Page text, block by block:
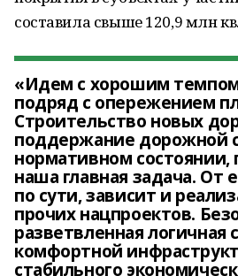
составила свыше 120,9 млн
«Идем с хорошим
подряд с опережением
Строительство новых
поддержание дорожной
нормативном
наша главная задача. От
по сути, зависит и
прочих нацпроектов.
разветвленная логичная
комфортной
стабильного